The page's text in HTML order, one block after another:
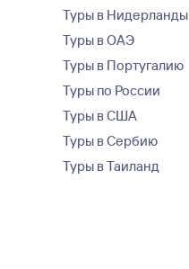
Туры в Нидерланды
Туры в ОАЭ
Туры в Португалию
Туры по России
Туры в США
Туры в Сербию
Туры в Таиланд